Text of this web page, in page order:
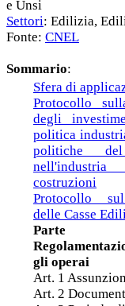
e Unsi
Settori: Edilizia,
Fonte: CNEL
Sommario:
Sfera di
Protocollo
degli
politica
politiche
costruzioni
Protocollo
delle Casse Edili
Parte
gli operai
Art. 1
Art. 2